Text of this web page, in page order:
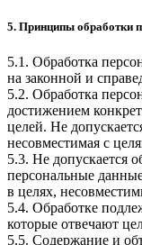
5. Принципы обработки
5.1. Обработка
на законной и
5.2. Обработка
достижением
целей. Не
несовместимая с
5.3. Не допускается
персональные
в целях,
5.4. Обработке
которые отвечают
5.5. Содержание и